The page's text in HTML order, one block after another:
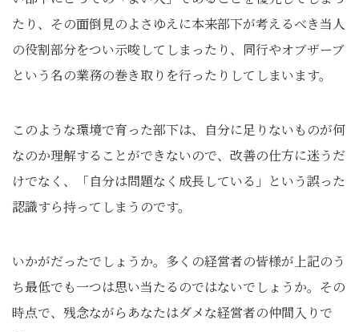
たり、その面倒見のよさゆえに本来部下が考えるべき当人
の役割部分をつい示唆してしまったり、同行やオブザーブ
という名の業務の巻き取りを行ったりしてしまいます。
このような環境で育った部下は、自分に足りないものが何
なのか理解することができないので、改善の仕方に迷うだ
けでなく、「自分は問題なく成長している」という誤った
認識すら持ってしまうのです。
いかがだったでしょうか。多くの経営者の皆様が上記のう
ち最低でも一つは思い当たるのではないでしょうか。その
時点で、残念ながらあなたはダメな経営者の仲間入りで